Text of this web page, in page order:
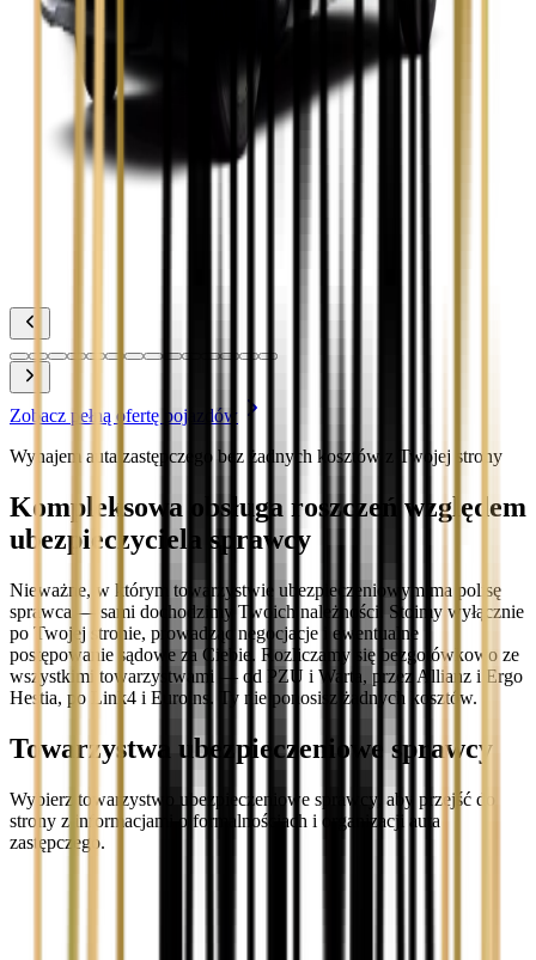
Zobacz
Toyota Corolla
Toyota Prius
Zobacz pełną ofertę pojazdów
Wynajem auta zastępczego bez żadnych kosztów z Twojej strony
Kompleksowa obsługa roszczeń względem
ubezpieczyciela sprawcy
Nieważne, w którym towarzystwie ubezpieczeniowym ma polisę
sprawca — sami dochodzimy Twoich należności. Stoimy wyłącznie
po Twojej stronie, prowadząc negocjacje i ewentualne
postępowanie sądowe za Ciebie. Rozliczamy się bezgotówkowo ze
wszystkimi towarzystwami — od PZU i Warta, przez Allianz i Ergo
Hestia, po Link4 i Euroins. Ty nie ponosisz żadnych kosztów.
Towarzystwa ubezpieczeniowe sprawcy
Wybierz towarzystwo ubezpieczeniowe sprawcy, aby przejść do
strony z informacjami o formalnościach i organizacji auta
zastępczego.